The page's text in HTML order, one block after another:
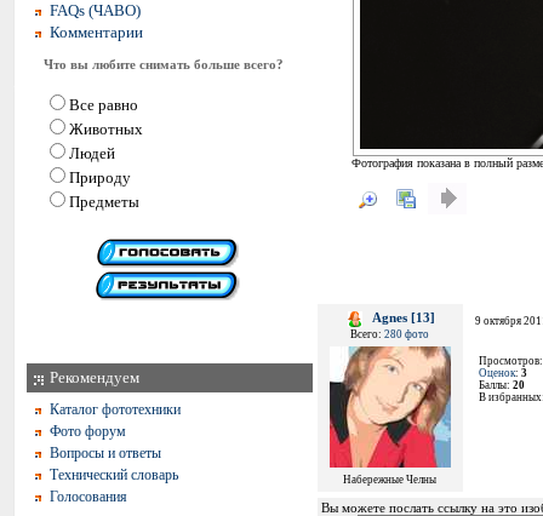
FAQs (ЧАВО)
Комментарии
Что вы любите снимать больше всего?
Все равно
Животных
Людей
Природу
Предметы
Рекомендуем
Каталог фототехники
Фото форум
Вопросы и ответы
Технический словарь
Голосования
Фотография показана в полный
Agnes [13]
Всего:280 фото
Набережные Челны
9 октября
Оценок: 3
Баллы: 20
В
Вы можете послать ссылку на это